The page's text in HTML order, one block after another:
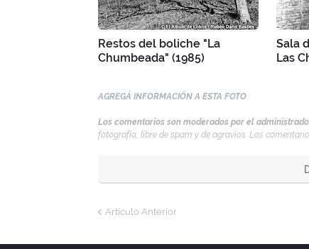
Restos del boliche "La
Chumbeada" (1985)
Sala
Las
AGREGÁ INFORMACIÓN A ESTA FOTO
Los comentarios son moderados por el
fotografía, libre de spam y de agravios. Los
Artículo Anterior